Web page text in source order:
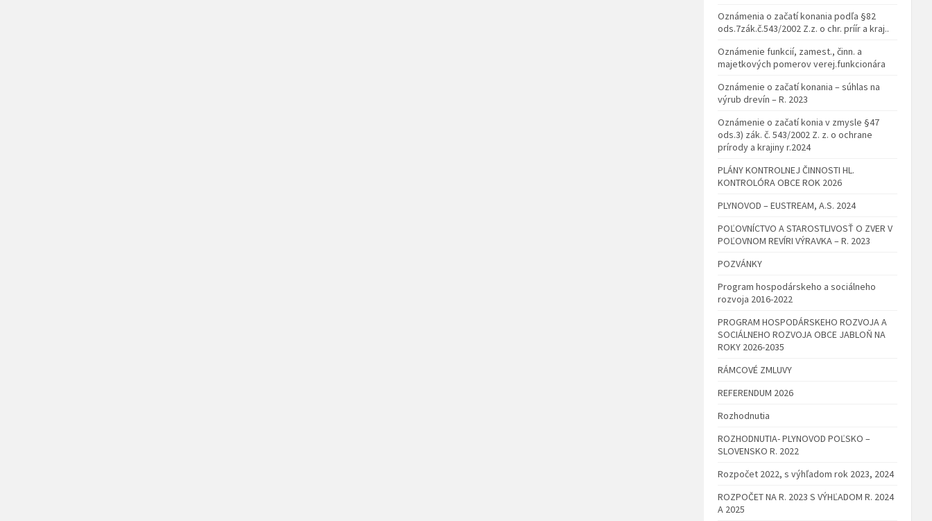
Oznámenia o začatí konania podľa §82
ods.7zák.č.543/2002 Z.z. o chr. príír a kraj..
Oznámenie funkcií, zamest., činn. a
majetkových pomerov verej.funkcionára
Oznámenie o začatí konania – súhlas na
výrub drevín – R. 2023
Oznámenie o začatí konia v zmysle §47
ods.3) zák. č. 543/2002 Z. z. o ochrane
prírody a krajiny r.2024
PLÁNY KONTROLNEJ ČINNOSTI HL.
KONTROLÓRA OBCE ROK 2026
PLYNOVOD – EUSTREAM, A.S. 2024
POĽOVNÍCTVO A STAROSTLIVOSŤ O ZVER V
POĽOVNOM REVÍRI VÝRAVKA – R. 2023
POZVÁNKY
Program hospodárskeho a sociálneho
rozvoja 2016-2022
PROGRAM HOSPODÁRSKEHO ROZVOJA A
SOCIÁLNEHO ROZVOJA OBCE JABLOŇ NA
ROKY 2026-2035
RÁMCOVÉ ZMLUVY
REFERENDUM 2026
Rozhodnutia
ROZHODNUTIA- PLYNOVOD POĽSKO –
SLOVENSKO R. 2022
Rozpočet 2022, s výhľadom rok 2023, 2024
ROZPOČET NA R. 2023 S VÝHĽADOM R. 2024
A 2025